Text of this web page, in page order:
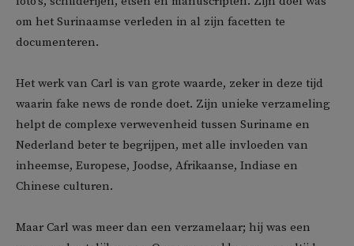
om het Surinaamse verleden in al zijn facetten te
documenteren.
Het werk van Carl is van grote waarde, zeker in deze tijd
waarin fake news de ronde doet. Zijn unieke verzameling
helpt de complexe verwevenheid tussen Suriname en
Nederland beter te begrijpen, met alle invloeden van
inheemse, Europese, Joodse, Afrikaanse, Indiase en
Chinese culturen.
Maar Carl was meer dan een verzamelaar; hij was een